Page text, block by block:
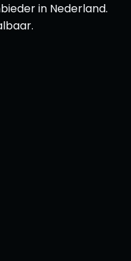
in Nederland.